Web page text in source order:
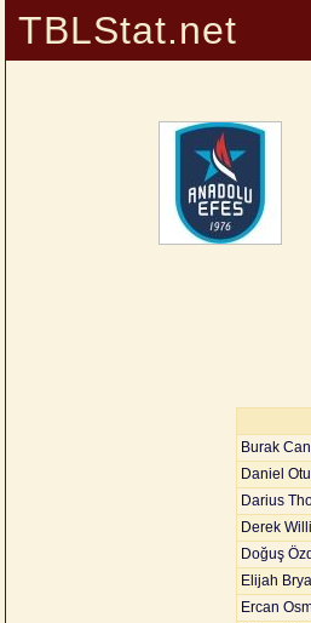
TBLStat.net
Burak Can
Daniel
Darius
Derek
Doğuş
Elijah
Ercan